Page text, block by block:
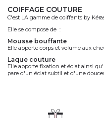
COIFFAGE COUTURE
C'est LA gamme de coiffants by
Elle se compose de :
mousse bouffante
Elle apporte corps et volume aux
laque couture
Elle apporte fixation et éclat ainsi
pare d'un éclat subtil et d'une